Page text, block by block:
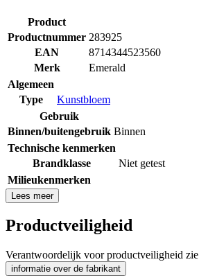
Product
Productnummer 283925
EAN
8714344523560
Merk
Emerald
Algemeen
Type
Kunstbloem
Gebruik
Binnen/buitengebruik Binnen
Technische kenmerken
Brandklasse
Niet getest
Milieukenmerken
Lees meer
Productveiligheid
Verantwoordelijk voor productveiligheid zie
informatie over de fabrikant